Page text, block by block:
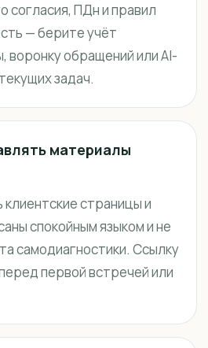
согласия, ПДн и правил
— берите учёт
воронку обращений или AI-
задач.
материалы
страницы и
спокойным языком и не
самодиагностики. Ссылку
первой встречей или